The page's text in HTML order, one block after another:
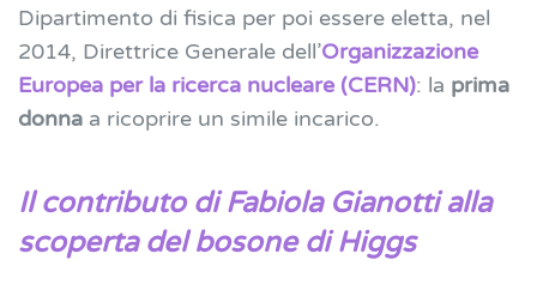
Dipartimento di fisica per poi essere eletta, nel
2014, Direttrice Generale dell’Organizzazione
Europea per la ricerca nucleare (CERN): la prima
donna a ricoprire un simile incarico.
Il contributo di Fabiola Gianotti alla
scoperta del bosone di Higgs